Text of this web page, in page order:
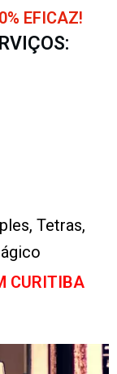
EFICAZ!
Tetras,
CURITIBA